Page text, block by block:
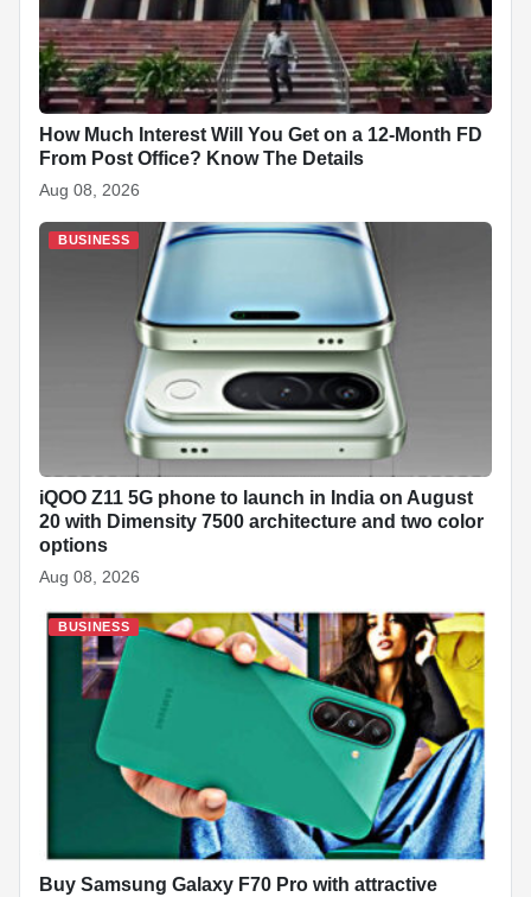
How Much Interest Will You Get on a 12-Month FD
From Post Office? Know The Details
Aug 08, 2026
BUSINESS
iQOO Z11 5G phone to launch in India on August
20 with Dimensity 7500 architecture and two color
options
Aug 08, 2026
BUSINESS
Buy Samsung Galaxy F70 Pro with attractive